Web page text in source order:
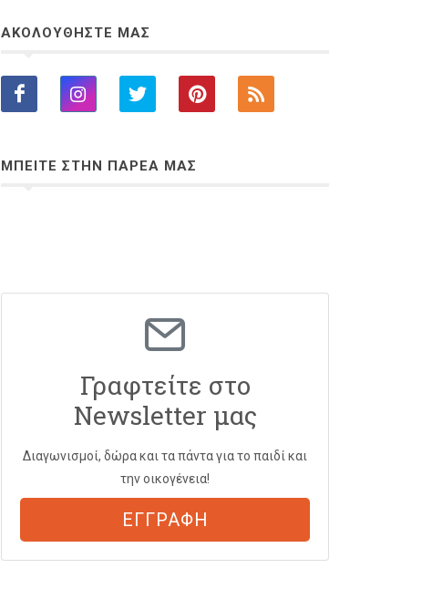
ΑΚΟΛΟΥΘΗΣΤΕ ΜΑΣ
ΜΠΕΙΤΕ ΣΤΗΝ ΠΑΡΕΑ ΜΑΣ
Γραφτείτε στο
Newsletter μας
Διαγωνισμοί, δώρα και τα πάντα για το παιδί και
την οικογένεια!
ΕΓΓΡΑΦΗ